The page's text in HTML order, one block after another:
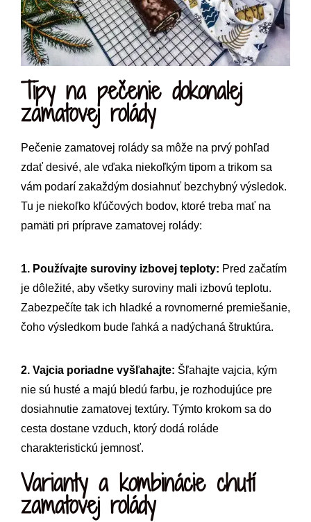
Tipy na pečenie dokonalej
zamatovej rolády
Pečenie zamatovej rolády sa môže na prvý pohľad
zdať desivé, ale vďaka niekoľkým tipom a trikom sa
vám podarí zakaždým dosiahnuť bezchybný výsledok.
Tu je niekoľko kľúčových bodov, ktoré treba mať na
pamäti pri príprave zamatovej rolády:
1. Používajte suroviny izbovej teploty: Pred začatím
je dôležité, aby všetky suroviny mali izbovú teplotu.
Zabezpečíte tak ich hladké a rovnomerné premiešanie,
čoho výsledkom bude ľahká a nadýchaná štruktúra.
2. Vajcia poriadne vyšľahajte: Šľahajte vajcia, kým
nie sú husté a majú bledú farbu, je rozhodujúce pre
dosiahnutie zamatovej textúry. Týmto krokom sa do
cesta dostane vzduch, ktorý dodá roláde
charakteristickú jemnosť.
Varianty a kombinácie chutí
zamatovej rolády